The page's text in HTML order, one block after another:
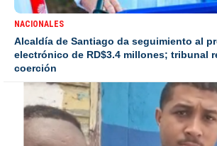
NACIONALES
Alcaldía de Santiago da seguimiento al
electrónico de RD$3.4 millones; tribunal
coerción